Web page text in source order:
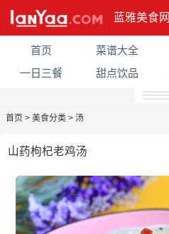
蓝雅美食网
首页 菜谱大全
一日三餐
甜点饮品
首页 > 美食分类 > 汤
山药枸杞老鸡汤